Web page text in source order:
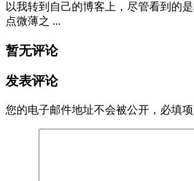
以我转到自己的博客上，尽管看到的
点微薄之 ...
暂无评论
发表评论
您的电子邮件地址不会被公开， 必填